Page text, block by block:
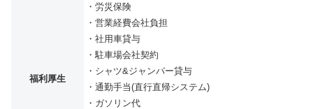
福利厚生
・労災保険
・営業経費会社負担
・社用車貸与
・駐車場会社契約
・シャツ&ジャンパー貸与
・通勤手当(直行直帰システム)
・ガソリン代